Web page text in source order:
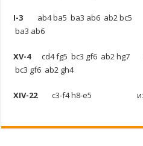
I-3 ab4 ba5 ba3 ab6 ab2
ba3 ab6
XV-4cd4 fg5 bc3 gf6 ab2
bc3 gf6 ab2 gh4
XIV-22c3-f4 h8-e5